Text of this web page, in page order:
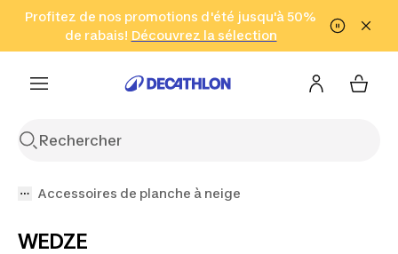
Aller à la recherche Aller au contenu Aller au pied de
Profitez de nos promotions d'été jusqu'à 50%
de rabais! Découvrez la sélection
Cliquez ici
en seulement 2 h!
(Zones sélectionnées)
Accessoires de planche à neige
WEDZE